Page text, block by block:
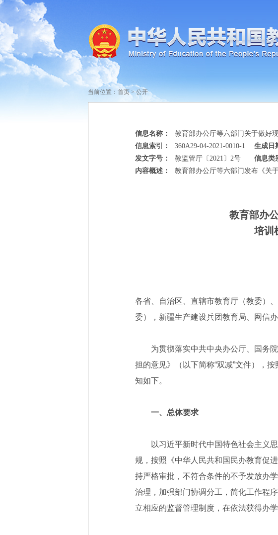
当前位置： 首页>公开
信息名称：
教育部办公厅等六部门关于做好
信息索引：
360A29-04-2021-0010-1 生成日
发文字号：
教监管厅〔2021〕2号 信息类
内容概述：
教育部办公厅等六部门发布《关
教育部办
培训
各省、自治区、直辖市教育厅（教委）
委），新疆生产建设兵团教育局、网信
为贯彻落实中共中央办公厅、国务院
担的意见》（以下简称“双减”文件），
知如下。
一、总体要求
以习近平新时代中国特色社会主义思
规，按照《中华人民共和国民办教育促
持严格审批，不符合条件的不予发放办
治理，加强部门协调分工，简化工作程
立相应的监督管理制度，在依法获得办